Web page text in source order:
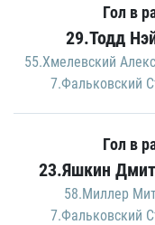
Гол в
29.Тодд
55.Хмелевский
7.Фальковский
Гол в
23.Яшкин
58.Миллер
7.Фальковский